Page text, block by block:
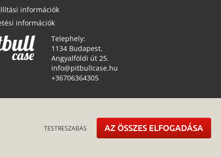
információk
információk
Telephely:
1134 Budapest,
Angyalföldi út 25.
info@pitbullcase.hu
+36706364305
TESTRESZABÁS AZ ÖSSZES ELFOGADÁSA